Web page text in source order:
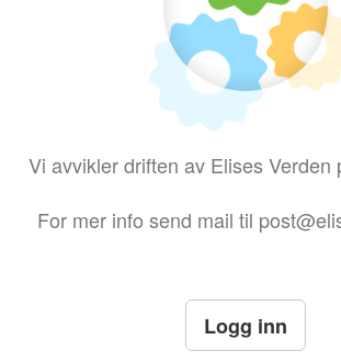
Vi avvikler driften av Elises Verden
For mer info send mail til
Logg inn